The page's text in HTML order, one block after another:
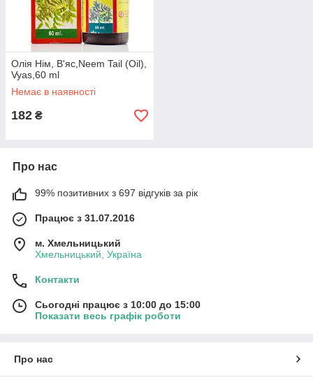
Олія Нім, В'яс,Neem Tail (Oil),
Vyas,60 ml
Немає в наявності
182 ₴
Про нас
99% позитивних з 697 відгуків за рік
Працює з 31.07.2016
м. Хмельницький
Хмельницький, Україна
Контакти
Сьогодні працює з 10:00 до 15:00
Показати весь графік роботи
Про нас